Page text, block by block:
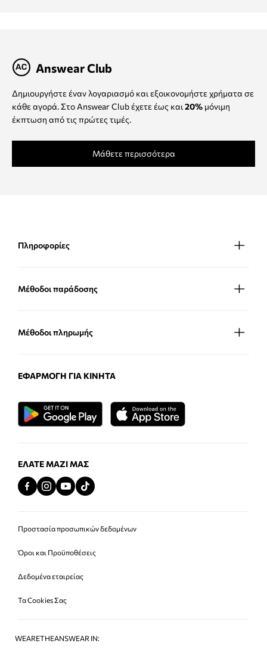
Answear Club
Δημιουργήστε έναν λογαριασμό και εξοικονομήστε χρήματα σε
κάθε αγορά. Στο Answear Club έχετε έως και 20% μόνιμη
έκπτωση από τις πρώτες τιμές.
Μάθετε περισσότερα
Πληροφορίες
Μέθοδοι παράδοσης
Μέθοδοι πληρωμής
ΕΦΑΡΜΟΓΉ ΓΙΑ ΚΙΝΗΤΆ
ΕΛΆΤΕ ΜΑΖΊ ΜΑΣ
Προστασία προσωπικών δεδομένων
Όροι και Προϋποθέσεις
Δεδομένα εταιρείας
Τα Cookies Σας
WEARETHEANSWEAR IN: